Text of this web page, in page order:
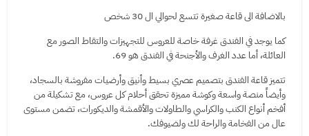
بالاضافة الى قاعة صغيرة تتسع لحوالي ال 30 شخص
كما يوجد في الفندق غرفة خاصة للعروس للتجهيزات والتقاط الصور مع
العائلة، أما عدد الغرف والأجنحة في الفندق هو 69.
تتميز قاعة الفندق بتصميم عصري بسيط وأنيق وأرضيات مفروشة بالسجاد،
وأيضاً منصة واسعة وكوشة مميزة تحقق أحلام كل عروس، مع تشكيلة من
أفخم أنواع الكنب والكراسي والطاولات والأقمشة والديكورات، تضمن مستوى
عال من الفخامة والراحة لك ولضيوفك.